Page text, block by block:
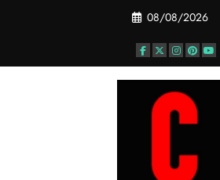
08/08/2026